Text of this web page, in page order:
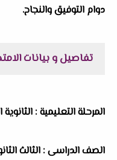
دوام التوفيق والنجاح.
تفاصيل و بيانات
المرحلة التعليمية : الثانوية
الصف الدراسى : الثالث